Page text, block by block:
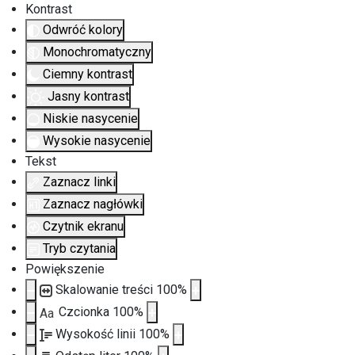
Kontrast
Odwróć kolory
Monochromatyczny
Ciemny kontrast
Jasny kontrast
Niskie nasycenie
Wysokie nasycenie
Tekst
Zaznacz linki
Zaznacz nagłówki
Czytnik ekranu
Tryb czytania
Powiększenie
Skalowanie treści 100%
Aa Czcionka 100%
Wysokość linii 100%